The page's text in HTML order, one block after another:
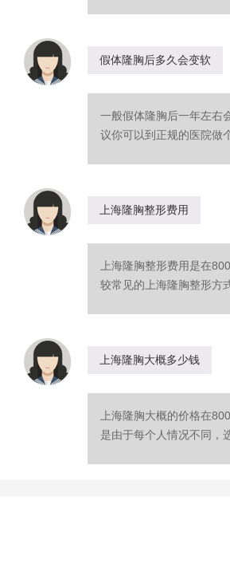
假体隆胸后多久会变软
一般假体隆胸后一年左右
议你可以到正规的医院做
上海隆胸整形费用
上海隆胸整形费用是在
较常见的上海隆胸整形方
上海隆胸大概多少钱
上海隆胸大概的价格在
是由于每个人情况不同，